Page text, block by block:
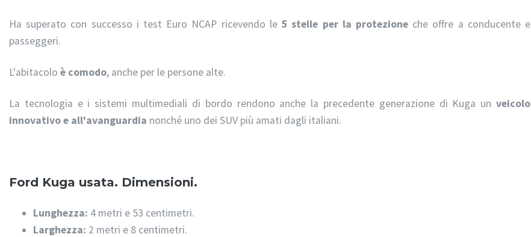
Ha superato con successo i test Euro NCAP ricevendo le5 stelle per la protezioneche offre a conducente e
passeggeri.
L'abitacolo è comodo, anche per le persone alte.
La tecnologia e i sistemi multimediali di bordo rendono anche la precedente generazione di Kuga un veicolo
innovativo e all'avanguardia nonché uno dei SUV più amati dagli italiani.
Ford Kuga usata. Dimensioni.
Lunghezza: 4 metri e 53 centimetri.
Larghezza: 2 metri e 8 centimetri.